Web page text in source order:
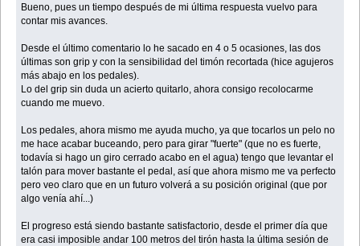
Bueno, pues un tiempo después de mi última respuesta vuelvo para
contar mis avances.
Desde el último comentario lo he sacado en 4 o 5 ocasiones, las dos
últimas son grip y con la sensibilidad del timón recortada (hice agujeros
más abajo en los pedales).
Lo del grip sin duda un acierto quitarlo, ahora consigo recolocarme
cuando me muevo.
Los pedales, ahora mismo me ayuda mucho, ya que tocarlos un pelo no
me hace acabar buceando, pero para girar "fuerte" (que no es fuerte,
todavía si hago un giro cerrado acabo en el agua) tengo que levantar el
talón para mover bastante el pedal, así que ahora mismo me va perfecto
pero veo claro que en un futuro volverá a su posición original (que por
algo venía ahí...)
El progreso está siendo bastante satisfactorio, desde el primer día que
era casi imposible andar 100 metros del tirón hasta la última sesión de